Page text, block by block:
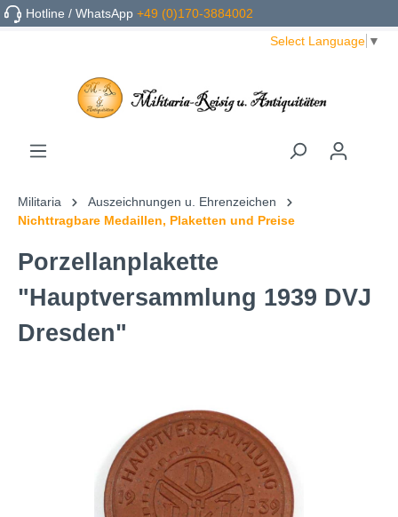
Hotline / WhatsApp+49 (0)170-3884002
Select Language ▼
Militaria
Auszeichnungen u. Ehrenzeichen
Nichttragbare Medaillen, Plaketten und Preise
Porzellanplakette
"Hauptversammlung 1939 DVJ
Dresden"